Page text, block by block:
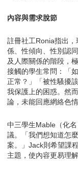
內容與需求脫節
註冊社工Ronia指出
係、性傾向、性別認
及人際關係的階段，
接觸的學生常問：「
正常？」「被性騷擾
我保護上的困惑。然
論，未能回應網絡色
中三學生Mable（化
議。「我們想知道怎
案。」Jack則希望課
主題，使內容更易理